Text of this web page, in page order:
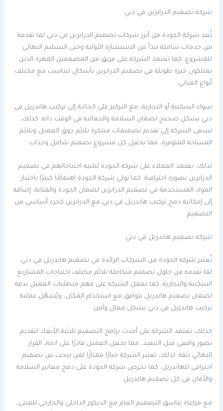
شركة تصميم الدرابزين في دبي
تُعد شركة الجودة من أبرز شركات تصميم الدرابزين في دبي لما تقدمه
من خدمات شاملة تبدأ من الاستشارة الأولية وحتى التسليم النهائي
للمشروع. كما تعتمد الشركة على فريق من المصممين المهرة الذين
يمتلكون خبرة طويلة في تصميم الدرابزين بأشكال تتناسب مع مختلف
أنواع المباني.
سواء السكنية أو التجارية، مع التركيز على الحاجة إلى تركيب هاندريل في
دبي بشكل صحيح لضمان السلامة والجمالية في الوقت ذاته. كذلك،
تسعى الشركة إلى تقديم تصميمات مبتكرة تلائم ذوق العميل وتلائم
المساحة المتوفرة، مما يجعل كل مشروع تصميم شامل وجذاب.
لذلك، يعتمد العملاء على شركة الجودة لتلبية احتياجاتهم في تصميم
الدرابزين بصورة احترافية. كما تولي شركة الجودة اهتمامًا كبيرًا باختيار
المواد المستخدمة في تصميم الدرابزين لضمان الجودة والمتانة، إضافة
إلى إمكانية دمج تركيب هاندريل في دبي مع الدرابزين كجزء أساسي من
التصميم.
شركة تصميم هاندريل في دبي
تُعتبر شركة الجودة من الشركات الرائدة في تصميم هاندريل في دبي
لما تقدمه من حلول تصميم متكاملة تلائم مختلف احتياجات المشاريع
السكنية والتجارية. كما تعمل الشركة على فهم متطلبات العميل بدقة
لضمان تصميم هاندريل يتوافق مع استخدام المكان، ويُسهّل عملية
تركيب هاندريل في دبي بشكل فعال وآمن.
كذلك، تعتمد الشركة على أحدث برامج التصميم ثلاثية الأبعاد لتقديم
تصور واقعي قبل التنفيذ، مما يجعل العميل قادرًا على اتخاذ القرار
النهائي بثقة. لذلك، تعتبر الشركة خيارًا ممتازًا لمن يبحث عن تصميم
احترافي للهاندريل. كما تحرص شركة الجودة على دمج معايير السلامة
والأمان في كل تصميم هاندريل.
مع مراعاة تناسق التصميم العام مع الديكور الداخلي والخارجي للمبنى،